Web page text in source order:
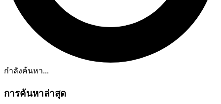
กำลังค้นหา...
การค้นหาล่าสุด